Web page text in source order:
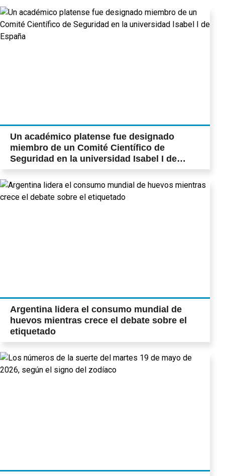
Un académico platense fue designado
miembro de un Comité Científico de
Seguridad en la universidad Isabel I de
España
Argentina lidera el consumo mundial de
huevos mientras crece el debate sobre el
etiquetado